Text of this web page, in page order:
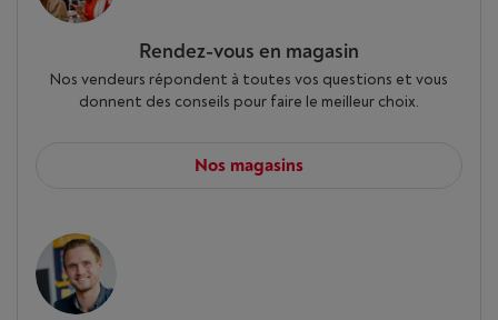
Rendez-vous en magasin
Nos vendeurs répondent à toutes vos questions et vous
donnent des conseils pour faire le meilleur choix.
Nos magasins